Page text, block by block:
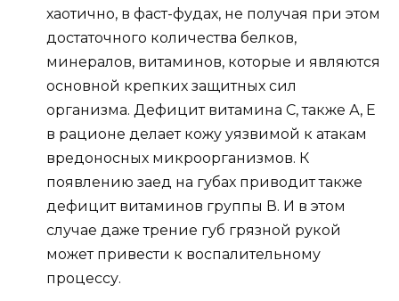
хаотично, в фаст-фудах, не получая при этом
достаточного количества белков,
минералов, витаминов, которые и являются
основной крепких защитных сил
организма. Дефицит витамина С, также А, Е
в рационе делает кожу уязвимой к атакам
вредоносных микроорганизмов. К
появлению заед на губах приводит также
дефицит витаминов группы В. И в этом
случае даже трение губ грязной рукой
может привести к воспалительному
процессу.